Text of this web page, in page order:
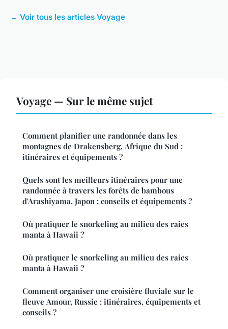
← Voir tous les articles Voyage
Voyage — Sur le même sujet
Comment planifier une randonnée dans les
montagnes de Drakensberg, Afrique du Sud :
itinéraires et équipements ?
Quels sont les meilleurs itinéraires pour une
randonnée à travers les forêts de bambous
d'Arashiyama, Japon : conseils et équipements ?
Où pratiquer le snorkeling au milieu des raies
manta à Hawaii ?
Où pratiquer le snorkeling au milieu des raies
manta à Hawaii ?
Comment organiser une croisière fluviale sur le
fleuve Amour, Russie : itinéraires, équipements et
conseils ?